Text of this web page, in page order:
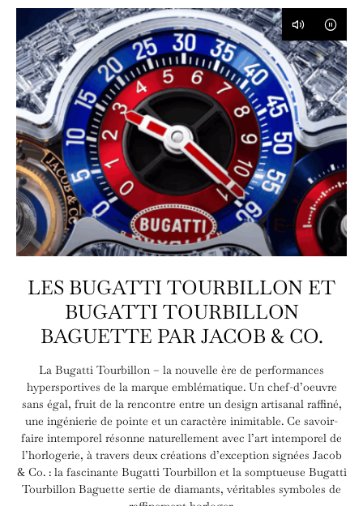
LES BUGATTI TOURBILLON ET
BUGATTI TOURBILLON
BAGUETTE PAR JACOB & CO.
La Bugatti Tourbillon – la nouvelle ère de performances
hypersportives de la marque emblématique. Un chef-d’oeuvre
sans égal, fruit de la rencontre entre un design artisanal raffiné,
une ingénierie de pointe et un caractère inimitable. Ce savoir-
faire intemporel résonne naturellement avec l’art intemporel de
l’horlogerie, à travers deux créations d’exception signées Jacob
& Co. : la fascinante Bugatti Tourbillon et la somptueuse Bugatti
Tourbillon Baguette sertie de diamants, véritables symboles de